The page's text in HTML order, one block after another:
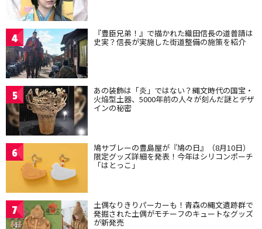
4 『豊臣兄弟！』で描かれた織田信長の道普請は
史実？信長が実施した街道整備の施策を紹介
5 あの装飾は「炎」ではない？縄文時代の国宝・
火焔型土器、5000年前の人々が刻んだ謎とデザ
インの秘密
6 鳩サブレーの豊島屋が『鳩の日』（8月10日）
限定グッズ詳細を発表！今年はシリコンポーチ
「はとっこ」
7 土偶なりきりパーカーも！青森の縄文遺跡群で
発掘された土偶がモチーフのキュートなグッズ
が新発売